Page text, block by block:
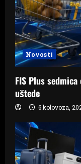
Novosti
FIS Plus
uštede
6 kolovoza,